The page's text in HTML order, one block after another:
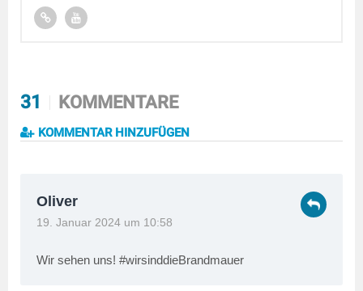
31 KOMMENTARE
KOMMENTAR HINZUFÜGEN
Oliver
19. Januar 2024 um 10:58
Wir sehen uns! #wirsinddieBrandmauer